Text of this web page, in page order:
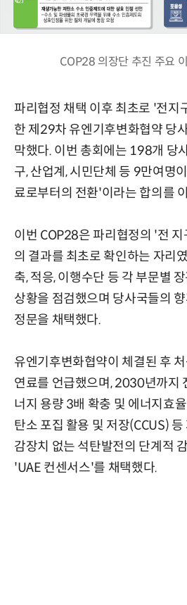
COP28 의장단 추진 주요
파리협정 채택 이후 최초로 '전지
한 제29차 유엔기후변화협약 당
막했다. 이번 총회에는 198개 당
구, 산업계, 시민단체 등 9만여명
료로부터의 전환'이라는 합의를
이번 COP28은 파리협정의 '전
의 결과를 최초로 확인하는 자리
축, 적응, 이행수단 등 각 부문별
상황을 점검했으며 당사국들의
정문을 채택했다.
유엔기후변화협약이 체결된 후
연료를 언급했으며, 2030년까지
너지 용량 3배 확충 및 에너지효
탄소 포집 활용 및 저장(CCUS)
감장치 없는 석탄발전의 단계적
'UAE 컨센서스'를 채택했다.